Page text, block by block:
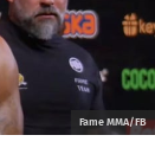
Fame MMA/FB